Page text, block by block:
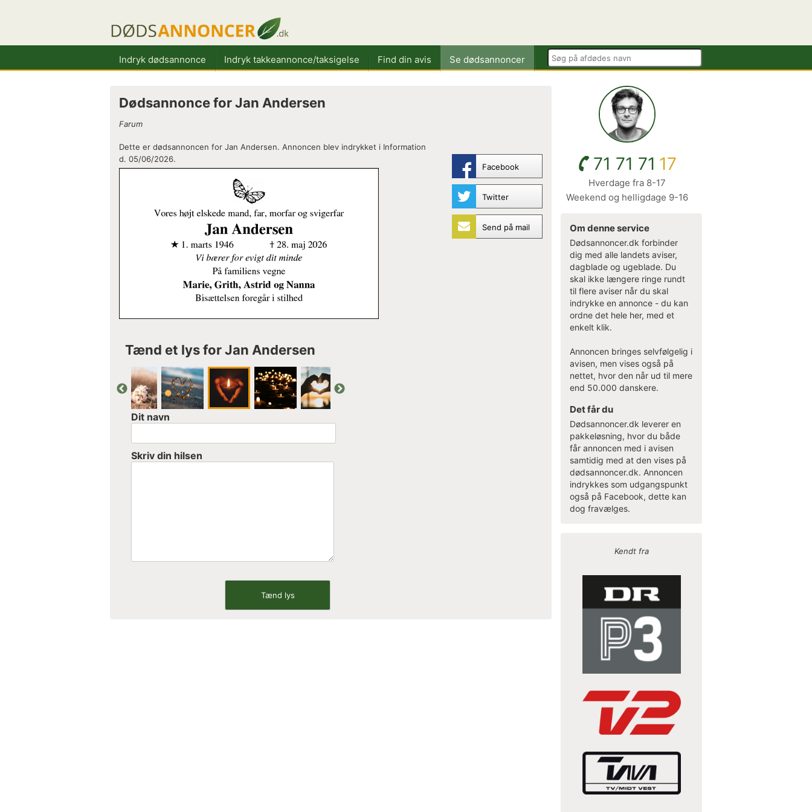
Indryk dødsannonce Indryk takkeannonce/taksigelse Find din avis Se dødsannoncer
Dødsannonce for Jan Andersen
Farum
Facebook
Twitter
Send på mail
Dette er dødsannoncen for Jan Andersen. Annoncen blev indrykket i Information
d. 05/06/2026.
Tænd et lys for Jan Andersen
Dit navn
Skriv din hilsen
71 71 71 17
Hverdage fra 8-17
Weekend og helligdage 9-16
Om denne service
Dødsannoncer.dk forbinder
dig med alle landets aviser,
dagblade og ugeblade. Du
skal ikke længere ringe rundt
til flere aviser når du skal
indrykke en annonce - du kan
ordne det hele her, med et
enkelt klik.
Annoncen bringes selvfølgelig i
avisen, men vises også på
nettet, hvor den når ud til mere
end 50.000 danskere.
Det får du
Dødsannoncer.dk leverer en
pakkeløsning, hvor du både
får annoncen med i avisen
samtidig med at den vises på
dødsannoncer.dk. Annoncen
indrykkes som udgangspunkt
også på Facebook, dette kan
dog fravælges.
Kendt fra